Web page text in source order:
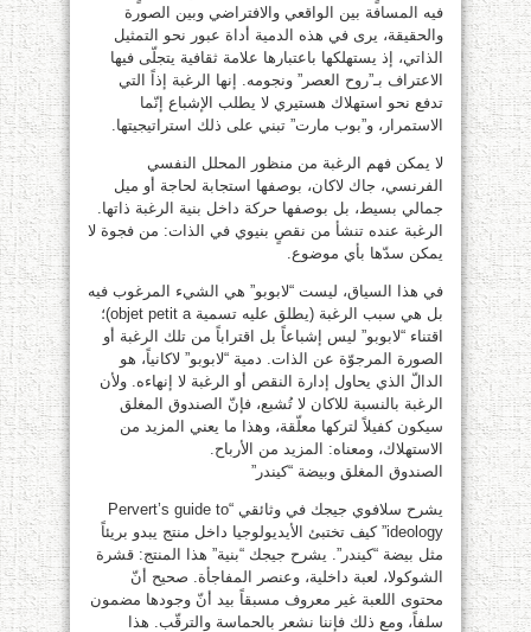
فيه المسافة بين الواقعي والافتراضي وبين الصورة
والحقيقة، يرى في هذه الدمية أداة عبور نحو التمثيل
الذاتي، إذ يستهلكها باعتبارها علامة ثقافية يتجلّى فيها
الاعتراف بـ”روح العصر” ونجومه. إنها الرغبة إذاً التي
تدفع نحو استهلاك هستيري لا يطلب الإشباع إنّما
الاستمرار، و”بوب مارت” تبني على ذلك استراتيجيتها.
لا يمكن فهم الرغبة من منظور المحلل النفسي
الفرنسي، جاك لاكان، بوصفها استجابة لحاجة أو ميل
جمالي بسيط، بل بوصفها حركة داخل بنية الرغبة ذاتها.
الرغبة عنده تنشأ من نقصٍ بنيوي في الذات: من فجوة لا
يمكن سدّها بأي موضوع.
في هذا السياق، ليست “لابوبو” هي الشيء المرغوب فيه
بل هي سبب الرغبة (يطلق عليه تسمية objet petit a)؛
اقتناء “لابوبو” ليس إشباعاً بل اقتراباً من تلك الرغبة أو
الصورة المرجوّة عن الذات. دمية “لابوبو” لاكانياً، هو
الدالّ الذي يحاول إدارة النقص أو الرغبة لا إنهاءه. ولأن
الرغبة بالنسبة للاكان لا تُشبع، فإنّ الصندوق المغلق
سيكون كفيلاً لتركها معلّقة، وهذا ما يعني المزيد من
الاستهلاك، ومعناه: المزيد من الأرباح.
الصندوق المغلق وبيضة “كيندر”
يشرح سلافوي جيجك في وثائقي “Pervert’s guide to
ideology” كيف تختبئ الأيديولوجيا داخل منتج يبدو بريئاً
مثل بيضة “كيندر”. يشرح جيجك “بنية” هذا المنتج: قشرة
الشوكولا، لعبة داخلية، وعنصر المفاجأة. صحيح أنّ
محتوى اللعبة غير معروف مسبقاً بيد أنّ وجودها مضمون
سلفاً، ومع ذلك فإننا نشعر بالحماسة والترقّب. هذا